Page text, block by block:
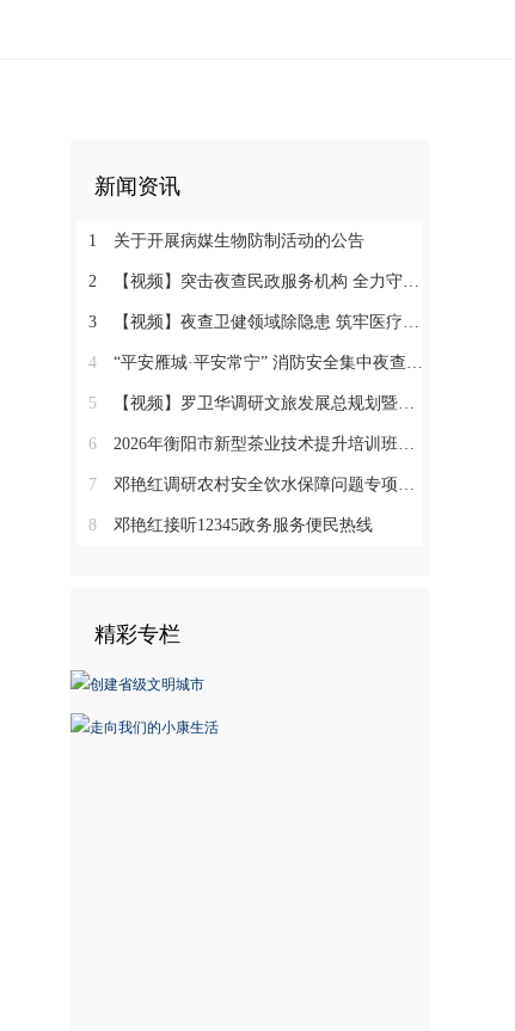
新闻资讯
1 关于开展病媒生物防制活动的公告
2 【视频】突击夜查民政服务机构 全力守护特殊群体安全
3 【视频】夜查卫健领域除隐患 筑牢医疗机构消防安全“防火墙”
4 “平安雁城·平安常宁” 消防安全集中夜查行动通告
5 【视频】罗卫华调研文旅发展总规划暨农文旅发展工作
6 2026年衡阳市新型茶业技术提升培训班在塔山瑶族乡开班
7 邓艳红调研农村安全饮水保障问题专项整治和抗旱保水工作
8 邓艳红接听12345政务服务便民热线
精彩专栏